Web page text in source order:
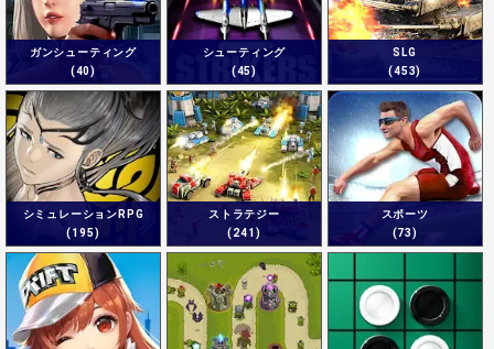
ガンシューティング
(40)
シューティング
(45)
SLG
(453)
シミュレーションRPG
(195)
ストラテジー
(241)
スポーツ
(73)